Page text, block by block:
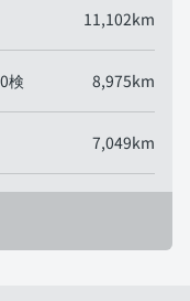
11,102km
検 8,975km
7,049km